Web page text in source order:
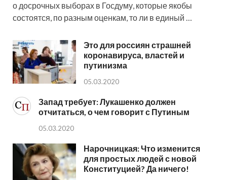
о досрочных выборах в Госдуму, которые якобы
состоятся, по разным оценкам, то ли в единый …
Это для россиян страшней
коронавируса, властей и
путинизма
05.03.2020
Запад требует: Лукашенко должен
отчитаться, о чем говорит с Путиным
05.03.2020
Нарочницкая: Что изменится
для простых людей с новой
Конституцией? Да ничего!